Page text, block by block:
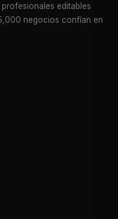
editables
negocios confían en